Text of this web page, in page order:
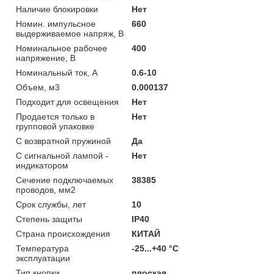
Наличие блокировки
Нет
Номин. импульсное
выдерживаемое напряж, В
660
Номинальное рабочее
напряжение, В
400
Номинальный ток, А
0.6-10
Объем, м3
0.000137
Подходит для освещения
Нет
Продается только в
групповой упаковке
Нет
С возвратной пружиной
Да
С сигнальной лампой -
индикатором
Нет
Сечение подключаемых
проводов, мм2
38385
Срок службы, лет
10
Степень защиты
IP40
Страна происхождения
КИТАЙ
Температура
эксплуатации
-25...+40 °C